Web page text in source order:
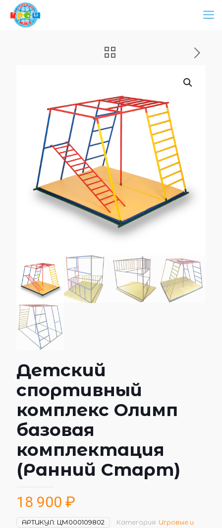
Детский
спортивный
комплекс Олимп
базовая
комплектация
(Ранний Старт)
18 900 ₽
АРТИКУЛ: ЦМ000109802 Категория: Игровые и